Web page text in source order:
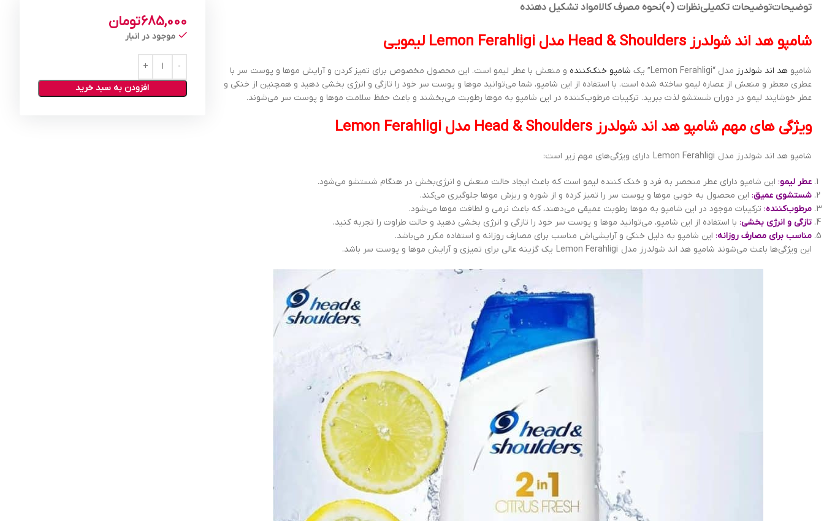
توضیحاتتوضیحات تکمیلینظرات (0) نحوه مصرف کالامواد تشکیل دهنده
شامپو هد اند شولدرز Head & Shoulders مدل Lemon Ferahligi لیمویی
شامپو هد اند شولدرز مدل “Lemon Ferahligi” یک شامپو خنک‌کننده و منعش با عطر لیمو است. این محصول مخصوص برای تمیز کردن و آرایش موها و پوست سر با
عطری معطر و منعش از عصاره لیمو ساخته شده است. با استفاده از این شامپو، شما می‌توانید موها و پوست سر خود را تازگی و انرژی بخشی دهید و همچنین از خنکی و
عطر خوشایند لیمو در دوران شستشو لذت ببرید. ترکیبات مرطوب‌کننده در این شامپو به موها رطوبت می‌بخشند و باعث حفظ سلامت موها و پوست سر می‌شوند.
ویژگی های مهم شامپو هد اند شولدرز Head & Shoulders مدل Lemon Ferahligi
شامپو هد اند شولدرز مدل Lemon Ferahligi دارای ویژگی‌های مهم زیر است:
عطر لیمو: این شامپو دارای عطر منحصر به فرد و خنک کننده لیمو است که باعث ایجاد حالت منعش و انرژی‌بخش در هنگام شستشو می‌شود.
شستشوی عمیق: این محصول به خوبی موها و پوست سر را تمیز کرده و از شوره و ریزش موها جلوگیری می‌کند.
مرطوب‌کننده: ترکیبات موجود در این شامپو به موها رطوبت عمیقی می‌دهند، که باعث نرمی و لطافت موها می‌شود.
تازگی و انرژی بخشی: با استفاده از این شامپو، می‌توانید موها و پوست سر خود را تازگی و انرژی بخشی دهید و حالت طراوت را تجربه کنید.
مناسب برای مصارف روزانه: این شامپو به دلیل خنکی و آرایشی‌اش مناسب برای مصارف روزانه و استفاده مکرر می‌باشد.
این ویژگی‌ها باعث می‌شوند شامپو هد اند شولدرز مدل Lemon Ferahligi یک گزینه عالی برای تمیزی و آرایش موها و پوست سر باشد.
685,000تومان
موجود در انبار
افزودن به سبد خرید